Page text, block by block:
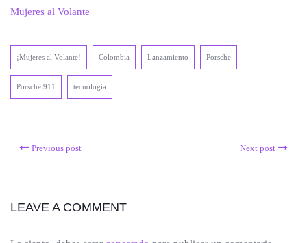
Mujeres al Volante
¡Mujeres al Volante! Colombia Lanzamiento Porsche
Porsche 911 tecnología
Previous post Next post
LEAVE A COMMENT